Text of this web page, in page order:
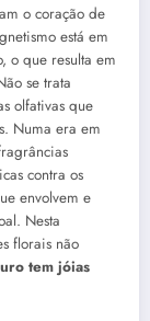
o coração de
está em
o que resulta em
se trata
olfativas que
Numa era em
contra os
envolvem e
Nesta
florais não
tem jóias